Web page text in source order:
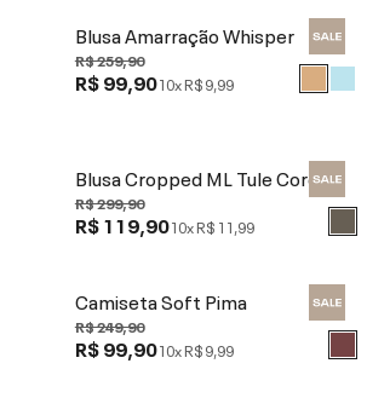
Blusa Amarração Whisper
R$ 259,90
R$ 99,9010xR$ 9,99
Blusa Cropped ML Tule Core
R$ 299,90
R$ 119,9010xR$ 11,99
Camiseta Soft Pima
R$ 249,90
R$ 99,9010xR$ 9,99